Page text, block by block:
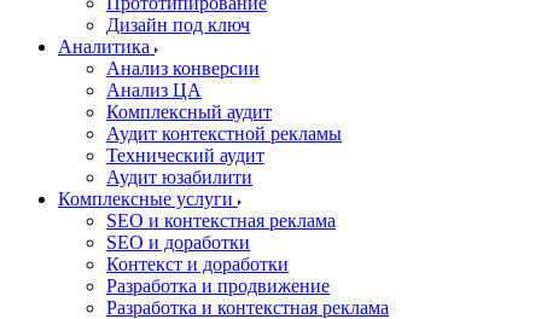
Дизайн под ключ
Аналитика
Анализ конверсии
Анализ ЦА
Комплексный аудит
Аудит контекстной рекламы
Технический аудит
Аудит юзабилити
Комплексные услуги
SEO и контекстная реклама
SEO и доработки
Контекст и доработки
Разработка и продвижение
Разработка и контекстная реклама